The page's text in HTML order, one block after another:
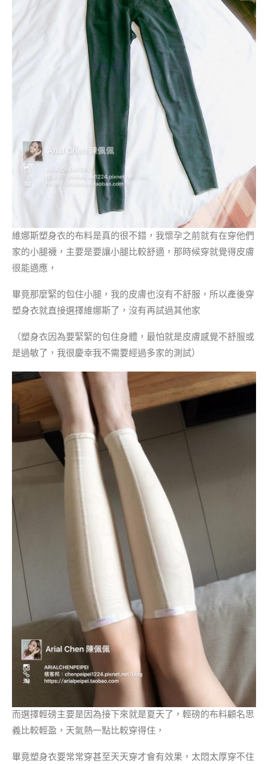
維娜斯塑身衣的布料是真的很不錯，我懷孕之前就有在穿他們
家的小腿襪，主要是要讓小腿比較舒適，那時候穿就覺得皮膚
很能適應，
畢竟那麼緊的包住小腿，我的皮膚也沒有不舒服，所以產後穿
塑身衣就直接選擇維娜斯了，沒有再試過其他家
（塑身衣因為要緊緊的包住身體，最怕就是皮膚感覺不舒服或
是過敏了，我很慶幸我不需要經過多家的測試）
而選擇輕磅主要是因為接下來就是夏天了，輕磅的布料顧名思
義比較輕盈，天氣熱一點比較穿得住，
畢竟塑身衣要常常穿甚至天天穿才會有效果，太悶太厚穿不住